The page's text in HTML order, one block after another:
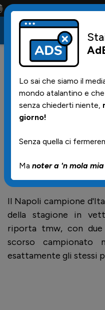
solo la maglia e solo i
07/10/2025 | 07.27
Classifiche a
Atalanta
Classifiche a
A.
Il Napoli campione
della stagione in
riporta tmw, con
scorso campionato
esattamente gli stessi
Lo sai che siamo il
mondo atalantino e
senza chiederti niente,
giorno!
Senza quella ci
Ma noter a 'n mola mia